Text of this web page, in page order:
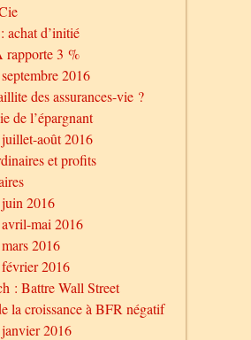
achat d’initié
rapporte 3 %
2016
des assurances-vie ?
de l’épargnant
août 2016
et profits
2016
mai 2016
2016
2016
: Battre Wall Street
la croissance à BFR négatif
2016